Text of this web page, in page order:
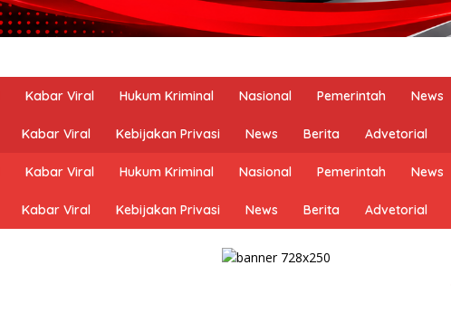
Kabar Viral Hukum Kriminal Nasional Pemerintah News
Kabar Viral Kebijakan Privasi News Berita Advetorial
Kabar Viral Hukum Kriminal Nasional Pemerintah News
Kabar Viral Kebijakan Privasi News Berita Advetorial